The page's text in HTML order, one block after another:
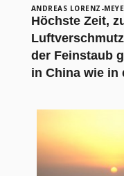
ANDREAS LORENZ-
Höchste Zeit,
der Feinstaub
in China wie in